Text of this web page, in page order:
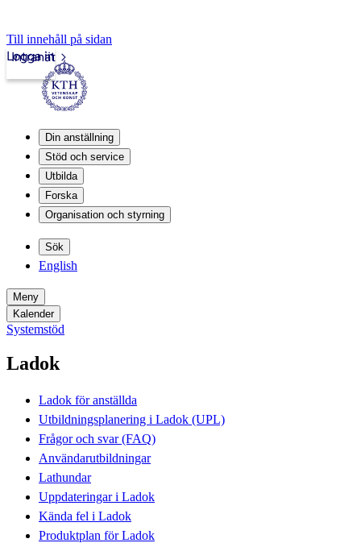
Till innehåll på sidan
Intranät
Logga in
Din anställning
Stöd och service
Utbilda
Forska
Organisation och styrning
Sök
English
Meny
Kalender
Systemstöd
Ladok
Ladok för anställda
Utbildningsplanering i Ladok (UPL)
Frågor och svar (FAQ)
Användarutbildningar
Lathundar
Uppdateringar i Ladok
Kända fel i Ladok
Produktplan för Ladok